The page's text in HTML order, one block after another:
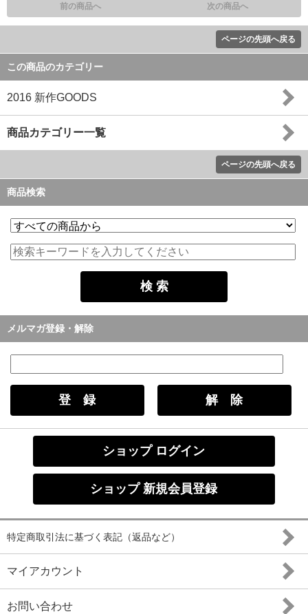
前の商品へ 次の商品へ
ページの先頭へ戻る
この商品のカテゴリー
2016 新作GOODS
商品カテゴリー一覧
ページの先頭へ戻る
商品検索
メルマガ登録・解除
ショップ ログイン
ショップ 新規会員登録
特定商取引法に基づく表記（返品など）
マイアカウント
お問い合わせ